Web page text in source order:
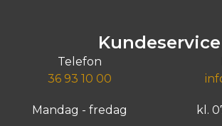
Kundeservice
Telefon
36 93 10 00
Mandag - fredag kl.